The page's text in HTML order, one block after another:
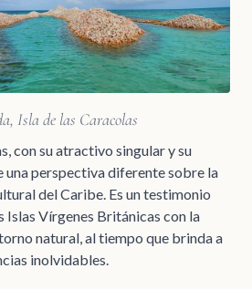
Isla de las Caracolas
con su atractivo singular y su
una perspectiva diferente sobre la
del Caribe. Es un testimonio
Islas Vírgenes Británicas con la
natural, al tiempo que brinda a
inolvidables.